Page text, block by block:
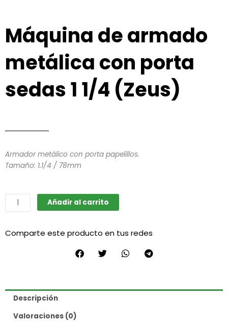
Máquina de armado
metálica con porta
sedas 1 1/4 (Zeus)
Armador metálico con porta papelillos.
Tamaño: 1.1/4 / 78mm
Máquina
de
metálica
1/4
(Zeus)
cantidad
Añadir al carrito
Comparte este producto en tus redes
Descripción
Valoraciones (0)